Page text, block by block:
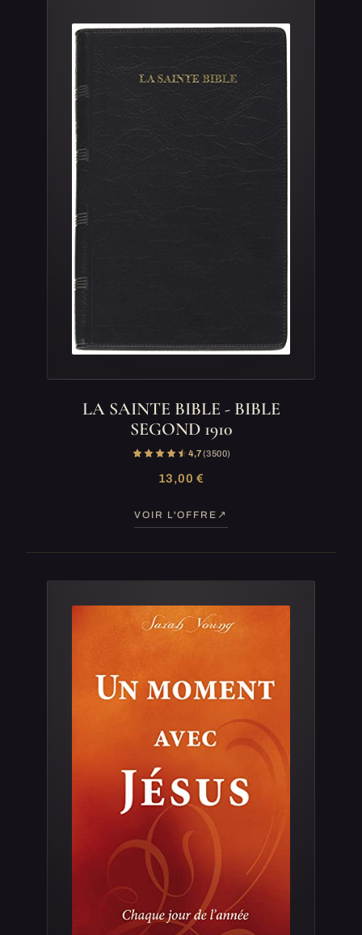
LA SAINTE BIBLE - BIBLE
SEGOND 1910
4,7(3 500)
13,00 €
VOIR L'OFFRE